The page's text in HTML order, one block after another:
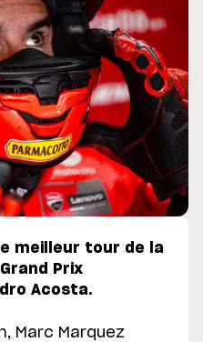
meilleur tour de la
Prix
Acosta.
Marc Marquez